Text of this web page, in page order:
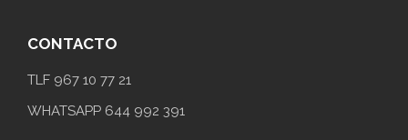
CONTACTO
TLF 967 10 77 21
WHATSAPP 644 992 391